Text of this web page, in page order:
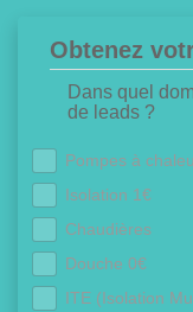
Obtenez
Dans quel
de leads ?
Pompes à
Isolation 1€
Chaudières
Douche 0€
ITE (Isolation